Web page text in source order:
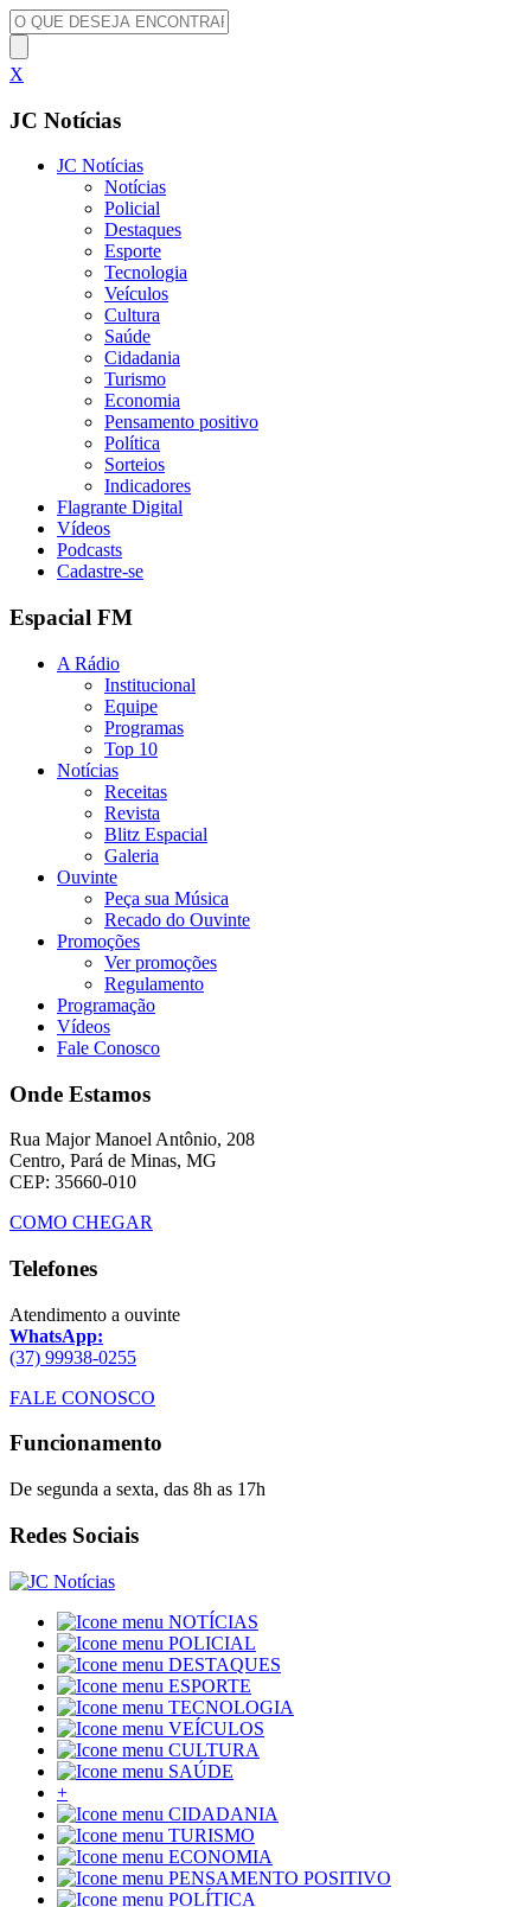
X
JC Notícias
JC Notícias
Notícias
Policial
Destaques
Esporte
Tecnologia
Veículos
Cultura
Saúde
Cidadania
Turismo
Economia
Pensamento positivo
Política
Sorteios
Indicadores
Flagrante Digital
Vídeos
Podcasts
Cadastre-se
Espacial FM
A Rádio
Institucional
Equipe
Programas
Top 10
Notícias
Receitas
Revista
Blitz Espacial
Galeria
Ouvinte
Peça sua Música
Recado do Ouvinte
Promoções
Ver promoções
Regulamento
Programação
Vídeos
Fale Conosco
Onde Estamos
Rua Major Manoel Antônio, 208
Centro, Pará de Minas, MG
CEP: 35660-010
COMO CHEGAR
Telefones
Atendimento a ouvinte
WhatsApp:
(37) 99938-0255
FALE CONOSCO
Funcionamento
De segunda a sexta, das 8h as 17h
Redes Sociais
NOTÍCIAS
POLICIAL
DESTAQUES
ESPORTE
TECNOLOGIA
VEÍCULOS
CULTURA
SAÚDE
+
CIDADANIA
TURISMO
ECONOMIA
PENSAMENTO POSITIVO
POLÍTICA